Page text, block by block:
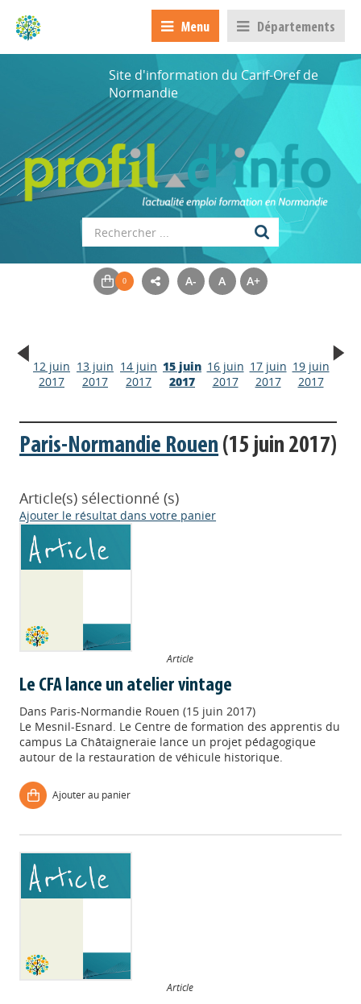
Menu Départements
Site d'information du Carif-Oref de
Normandie
A- A A+
12 juin
2017
13 juin
2017
14 juin
2017
15 juin
2017
16 juin
2017
17 juin
2017
19 juin
2017
Paris-Normandie Rouen (15 juin 2017)
Article(s) sélectionné (s)
Ajouter le résultat dans votre panier
Article
Le CFA lance un atelier vintage
Dans Paris-Normandie Rouen (15 juin 2017)
Le Mesnil-Esnard. Le Centre de formation des apprentis du
campus La Châtaigneraie lance un projet pédagogique
autour de la restauration de véhicule historique.
Ajouter au panier
Article